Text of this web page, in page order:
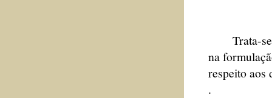
Trata-se
na
respeito aos
.